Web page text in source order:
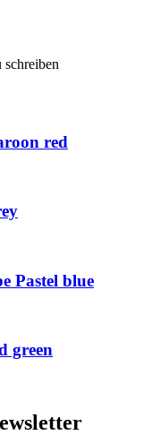
red
Pastel blue
green